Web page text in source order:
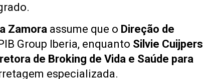
Zamora assume que o Direção de
Group Iberia, enquanto Silvie Cuijpers
de Broking de Vida e Saúde para
especializada.